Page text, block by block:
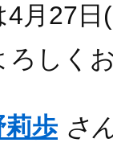
4月27
ろしく
莉歩 さ